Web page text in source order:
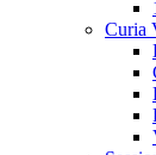
Curia